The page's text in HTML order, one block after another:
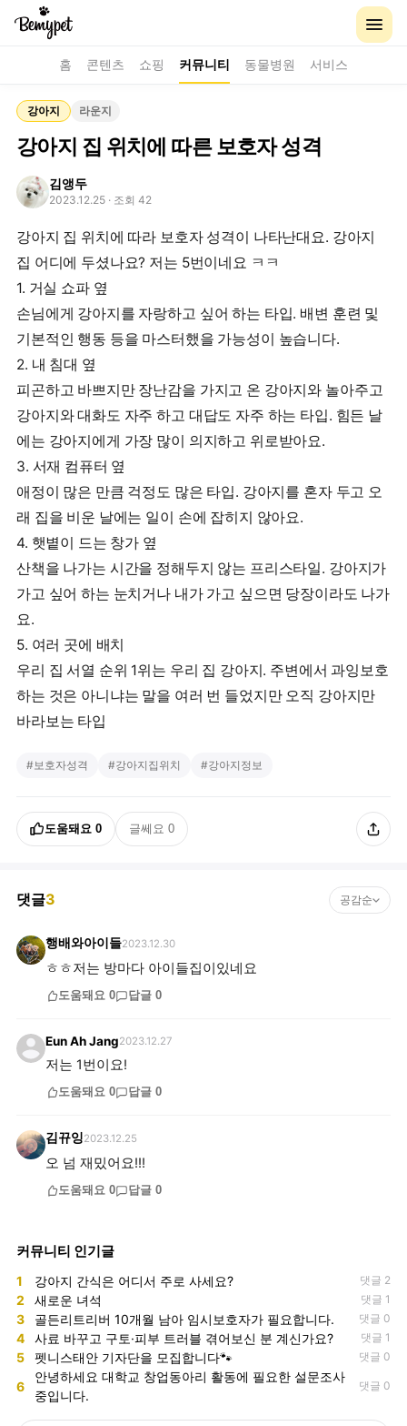
홈 콘텐츠 쇼핑 커뮤니티 동물병원 서비스
강아지 라운지
강아지 집 위치에 따른 보호자 성격
김앵두
2023.12.25 · 조회 42
강아지 집 위치에 따라 보호자 성격이 나타난대요. 강아지
집 어디에 두셨나요? 저는 5번이네요 ㅋㅋ
1. 거실 쇼파 옆
손님에게 강아지를 자랑하고 싶어 하는 타입. 배변 훈련 및
기본적인 행동 등을 마스터했을 가능성이 높습니다.
2. 내 침대 옆
피곤하고 바쁘지만 장난감을 가지고 온 강아지와 놀아주고
강아지와 대화도 자주 하고 대답도 자주 하는 타입. 힘든 날
에는 강아지에게 가장 많이 의지하고 위로받아요.
3. 서재 컴퓨터 옆
애정이 많은 만큼 걱정도 많은 타입. 강아지를 혼자 두고 오
래 집을 비운 날에는 일이 손에 잡히지 않아요.
4. 햇볕이 드는 창가 옆
산책을 나가는 시간을 정해두지 않는 프리스타일. 강아지가
가고 싶어 하는 눈치거나 내가 가고 싶으면 당장이라도 나가
요.
5. 여러 곳에 배치
우리 집 서열 순위 1위는 우리 집 강아지. 주변에서 과잉보호
하는 것은 아니냐는 말을 여러 번 들었지만 오직 강아지만
# 보호자성격 #강아지집위치 #강아지정보
도움돼요 0 글쎄요 0
댓글3 공감순
행배와아이들2023.12.30
ㅎㅎ저는 방마다 아이들집이있네요
도움돼요 0 답글 0
Eun Ah Jang2023.12.27
저는 1번이요!
도움돼요 0 답글 0
김뀨잉2023.12.25
오 넘 재밌어요!!!
도움돼요 0 답글 0
커뮤니티 인기글
1 강아지 간식은 어디서 주로 사세요? 댓글 2
2 새로운 녀석 댓글 1
3 골든리트리버 10개월 남아 임시보호자가 필요합니다. 댓글 0
4 사료 바꾸고 구토·피부 트러블 겪어보신 분 계신가요? 댓글 1
5 펫니스태안 기자단을 모집합니다🐾 댓글 0
6
안녕하세요 대학교 창업동아리 활동에 필요한 설문조사
중입니다.
댓글 0